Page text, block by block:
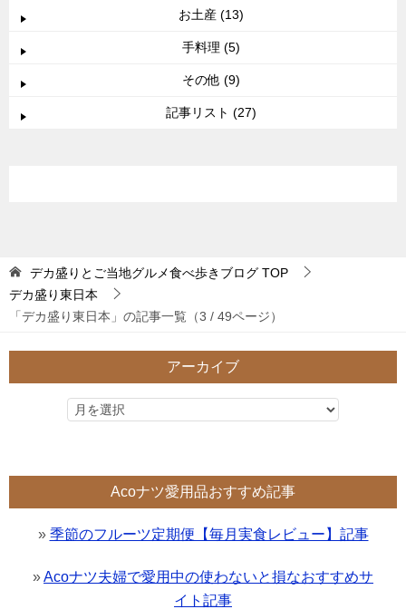
お土産 (13)
手料理 (5)
その他 (9)
記事リスト (27)
デカ盛りとご当地グルメ食べ歩きブログ TOP
デカ盛り東日本
「デカ盛り東日本」の記事一覧（3 / 49ページ）
アーカイブ
Acoナツ愛用品おすすめ記事
» 季節のフルーツ定期便【毎月実食レビュー】記事
»Acoナツ夫婦で愛用中の使わないと損なおすすめサ
イト記事